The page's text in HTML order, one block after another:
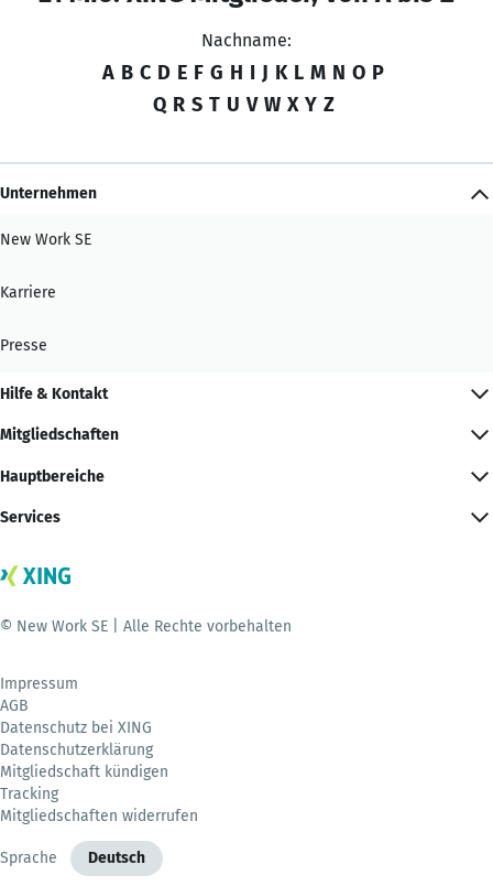
Nachname:
A B C D E F G H I J K L M N O P
Q R S T U V W X Y Z
Unternehmen
New Work SE
Karriere
Presse
Hilfe & Kontakt
Mitgliedschaften
Hauptbereiche
Services
© New Work SE | Alle Rechte vorbehalten
Impressum
AGB
Datenschutz bei XING
Datenschutzerklärung
Mitgliedschaft kündigen
Tracking
Mitgliedschaften widerrufen
Sprache Deutsch